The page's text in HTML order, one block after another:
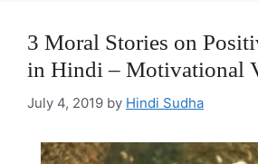
3 Moral Stories on
in Hindi – Motivational
July 4, 2019 by Hindi Sudha